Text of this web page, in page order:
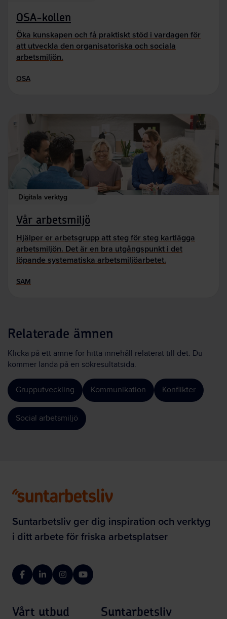
OSA-kollen
Öka kunskapen och få praktiskt stöd i vardagen för
att utveckla den organisatoriska och sociala
arbetsmiljön.
OSA
Digitala verktyg
Vår arbetsmiljö
Hjälper er arbetsgrupp att steg för steg kartlägga
arbetsmiljön. Det är en bra utgångspunkt i det
löpande systematiska arbetsmiljöarbetet.
SAM
Relaterade ämnen
Klicka på ett ämne för hitta innehåll relaterat till det. Du
kommer landa på en sökresultatsida.
Grupputveckling Kommunikation Konflikter
Social arbetsmiljö
Suntarbetsliv ger dig inspiration och verktyg
i ditt arbete för friska arbetsplatser
FacebookLinkedInInstagramYouTube
Vårt utbud Suntarbetsliv